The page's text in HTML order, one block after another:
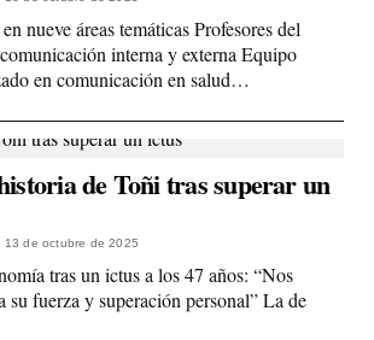
nueve áreas temáticas Profesores del
interna y externa Equipo
en comunicación en salud…
de Toñi tras superar un
13 de octubre de 2025
tras un ictus a los 47 años: “Nos
su fuerza y superación personal” La de